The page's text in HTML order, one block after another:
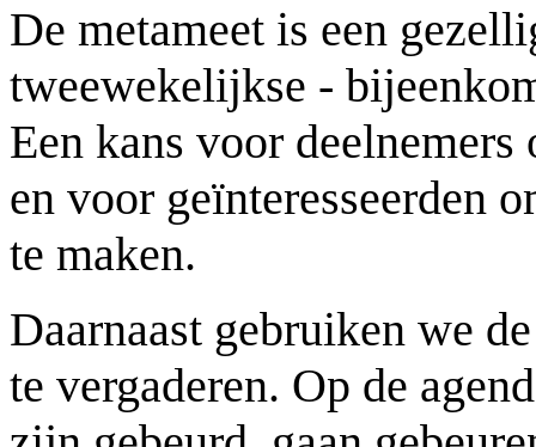
De metameet is een
tweewekelijkse -
Een kans voor
en voor geïnteresseerden
te maken.
Daarnaast gebruiken we
te vergaderen. Op de